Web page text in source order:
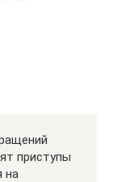
приступы
на